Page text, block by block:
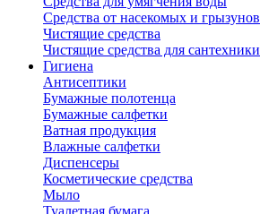
Средства от насекомых и грызунов
Чистящие средства
Чистящие средства для сантехники
Гигиена
Антисептики
Бумажные полотенца
Бумажные салфетки
Ватная продукция
Влажные салфетки
Диспенсеры
Косметические средства
Мыло
Туалетная бумага